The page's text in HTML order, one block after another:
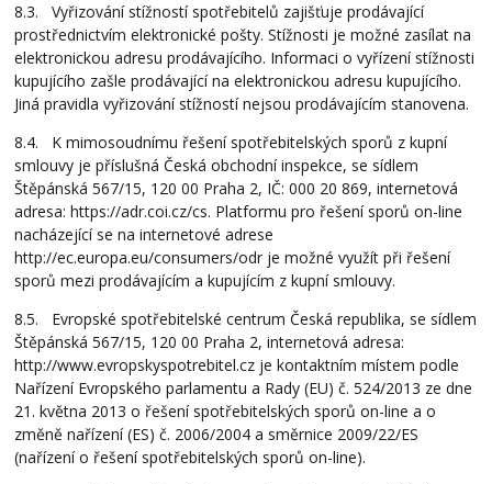
8.3. Vyřizování stížností spotřebitelů zajišťuje prodávající
prostřednictvím elektronické pošty. Stížnosti je možné zasílat na
elektronickou adresu prodávajícího. Informaci o vyřízení stížnosti
kupujícího zašle prodávající na elektronickou adresu kupujícího.
Jiná pravidla vyřizování stížností nejsou prodávajícím stanovena.
8.4. K mimosoudnímu řešení spotřebitelských sporů z kupní
smlouvy je příslušná Česká obchodní inspekce, se sídlem
Štěpánská 567/15, 120 00 Praha 2, IČ: 000 20 869, internetová
adresa: https://adr.coi.cz/cs. Platformu pro řešení sporů on-line
nacházející se na internetové adrese
http://ec.europa.eu/consumers/odr je možné využít při řešení
sporů mezi prodávajícím a kupujícím z kupní smlouvy.
8.5. Evropské spotřebitelské centrum Česká republika, se sídlem
Štěpánská 567/15, 120 00 Praha 2, internetová adresa:
http://www.evropskyspotrebitel.cz je kontaktním místem podle
Nařízení Evropského parlamentu a Rady (EU) č. 524/2013 ze dne
21. května 2013 o řešení spotřebitelských sporů on-line a o
změně nařízení (ES) č. 2006/2004 a směrnice 2009/22/ES
(nařízení o řešení spotřebitelských sporů on-line).